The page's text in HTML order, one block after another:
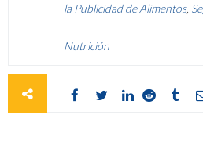
la Publicidad de Alimentos,
Nutrición